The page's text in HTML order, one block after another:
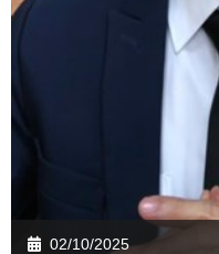
02/10/2025